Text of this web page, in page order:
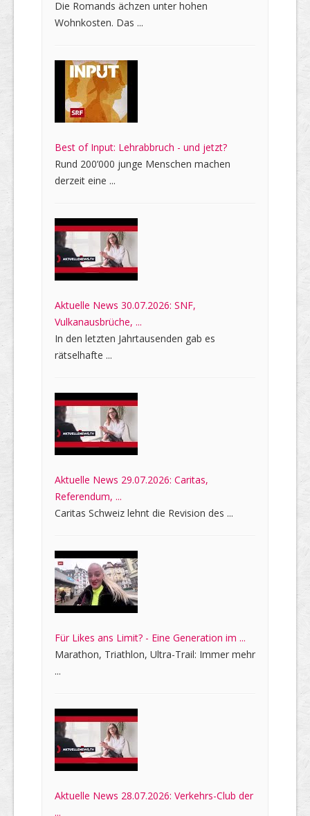
Die Romands ächzen unter hohen
Wohnkosten. Das ...
Best of Input: Lehrabbruch - und jetzt?
Rund 200’000 junge Menschen machen
derzeit eine ...
Aktuelle News 30.07.2026: SNF,
Vulkanausbrüche, ...
In den letzten Jahrtausenden gab es
rätselhafte ...
Aktuelle News 29.07.2026: Caritas,
Referendum, ...
Caritas Schweiz lehnt die Revision des ...
Für Likes ans Limit? - Eine Generation im ...
Marathon, Triathlon, Ultra-Trail: Immer mehr
...
Aktuelle News 28.07.2026: Verkehrs-Club der
...